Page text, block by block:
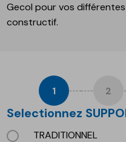
Gecol pour vos
constructif.
SUPPORT
TYPE
D'EAU
Selectionnez
TRADITIONNEL